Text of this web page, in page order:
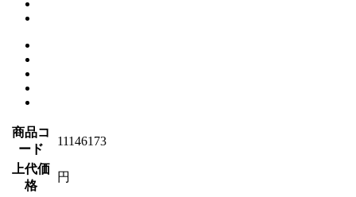
商品コ
ード
11146173
上代価
格
円